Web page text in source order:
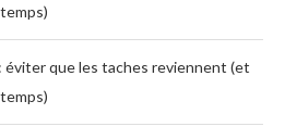
éviter que les taches reviennent (et